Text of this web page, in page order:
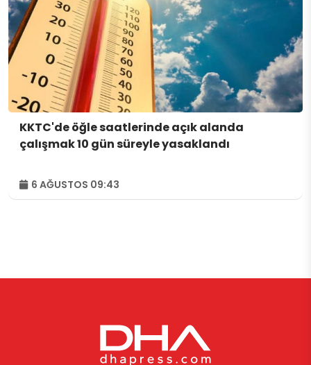
KKTC'de öğle saatlerinde açık alanda
çalışmak 10 gün süreyle yasaklandı
6 AĞUSTOS 09:43